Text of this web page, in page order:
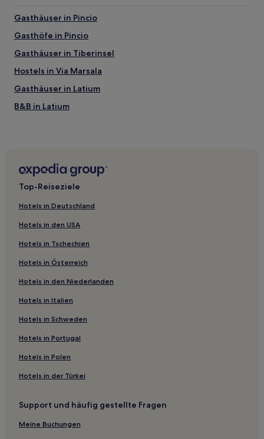
Gasthäuser in Pincio
Gasthöfe in Pincio
Gasthäuser in Tiberinsel
Hostels in Via Marsala
Gasthäuser in Latium
B&B in Latium
Gasthöfe in Via Nazionale
Gasthöfe in Via Condotti
Gasthöfe in Via del Boschetto
B&B in Monti
Aparthotels in Rom
Campingplätze in Rom
B&B in Via del Tritone
Gasthöfe in Piazza Barberini
Ferienwohnungen in Piazza Barberini
B&B in Rom Provinz
Gasthäuser in Rom Provinz
Aparthotels in Corso Vittorio Emanuele II
B&B in Corso Vittorio Emanuele II
Gasthäuser in Via del Babuino
Top-Reiseziele
Hotels in Deutschland
Hotels in den USA
Hotels in Tschechien
Hotels in Österreich
Hotels in den Niederlanden
Hotels in Italien
Hotels in Schweden
Hotels in Portugal
Hotels in Polen
Hotels in der Türkei
Support und häufig gestellte Fragen
Meine Buchungen